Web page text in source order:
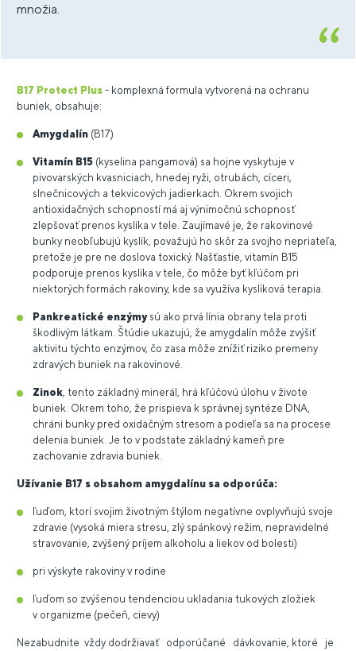
množia.
B17 Protect Plus - komplexná formula vytvorená na ochranu
buniek, obsahuje:
Amygdalín (B17)
Vitamín B15 (kyselina pangamová) sa hojne vyskytuje v
pivovarských kvasniciach, hnedej ryži, otrubách, cíceri,
slnečnicových a tekvicových jadierkach. Okrem svojich
antioxidačných schopností má aj výnimočnú schopnosť
zlepšovať prenos kyslíka v tele. Zaujímavé je, že rakovinové
bunky neobľubujú kyslík, považujú ho skôr za svojho nepriateľa,
pretože je pre ne doslova toxický. Našťastie, vitamín B15
podporuje prenos kyslíka v tele, čo môže byť kľúčom pri
niektorých formách rakoviny, kde sa využíva kyslíková terapia.
Pankreatické enzýmysú ako prvá línia obrany tela proti
škodlivým látkam. Štúdie ukazujú, že amygdalín môže zvýšiť
aktivitu týchto enzýmov, čo zasa môže znížiť riziko premeny
zdravých buniek na rakovinové.
Zinok , tento základný minerál, hrá kľúčovú úlohu v živote
buniek. Okrem toho, že prispieva k správnej syntéze DNA,
chráni bunky pred oxidačným stresom a podieľa sa na procese
delenia buniek. Je to v podstate základný kameň pre
zachovanie zdravia buniek.
Užívanie B17 s obsahom amygdalínu sa odporúča:
ľuďom, ktorí svojim životným štýlom negatívne ovplyvňujú svoje
zdravie (vysoká miera stresu, zlý spánkový režim, nepravidelné
stravovanie, zvýšený príjem alkoholu a liekov od bolesti)
pri výskyte rakoviny v rodine
ľuďom so zvýšenou tendenciou ukladania tukových zložiek
v organizme (pečeň, cievy)
Nezabudnite vždy dodržiavať odporúčané dávkovanie, ktoré je